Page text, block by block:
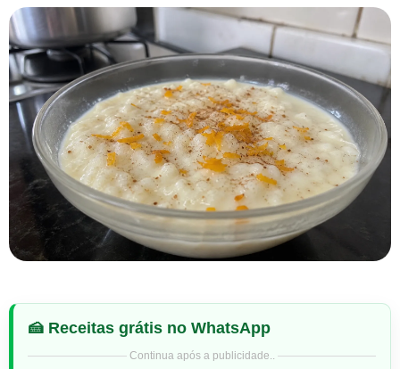
🍰 Receitas grátis no WhatsApp
Continua após a publicidade..